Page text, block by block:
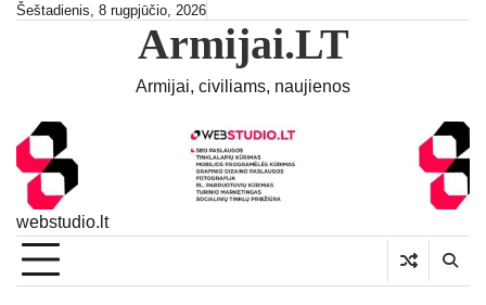
SkipŠeštadienis, 8 rugpjūčio, 2026
Armijai.LT
Armijai, civiliams, naujienos
webstudio.lt